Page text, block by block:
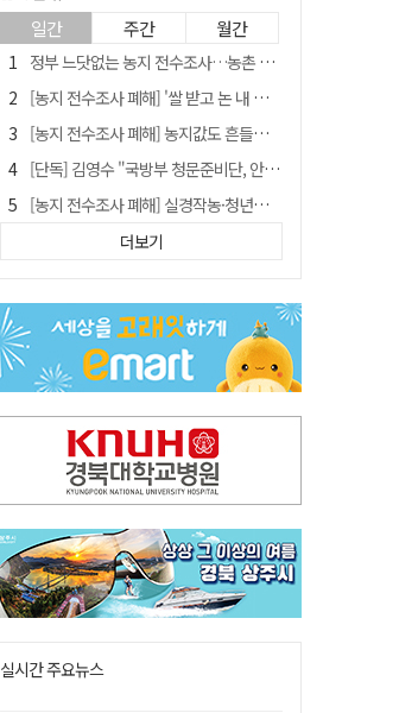
일간 주간 월간
정부 느닷없는 농지 전수조사…농촌 들쑤시는 '경자유전'의 칼날
[농지 전수조사 폐해] '쌀 받고 논 내 준' 도지농 이제 어쩌나?
[농지 전수조사 폐해] 농지값도 흔들리나…"도지 막히면 헐값 매물 나올 수도"
[단독] 김영수 "국방부 청문준비단, 안규백 탈영 알고있었다"
[농지 전수조사 폐해] 실경작농·청년농 부담도 커진다
[기고] 대구 미래는 금호강·팔공산에 있다
타는 목마름 청도, 해 저문 저수지 둑에 군수가 서 있었다
"상법개정해도 주주가 '봉'"…하이닉스 솔리다임 상장설에 술렁[개미와글와글]
임시휴업 들어갔던 홈플러스 영주점, 7일 영업 재개…지하 1층만 운영
더보기
실시간 주요뉴스